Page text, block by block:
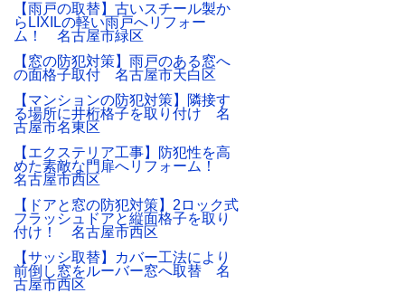
【雨戸の取替】古いスチール製か
らLIXILの軽い雨戸へリフォー
ム！ 名古屋市緑区
【窓の防犯対策】雨戸のある窓へ
の面格子取付 名古屋市天白区
【マンションの防犯対策】隣接す
る場所に井桁格子を取り付け 名
古屋市名東区
【エクステリア工事】防犯性を高
めた素敵な門扉へリフォーム！
名古屋市西区
【ドアと窓の防犯対策】2ロック式
フラッシュドアと縦面格子を取り
付け！ 名古屋市西区
【サッシ取替】カバー工法により
前倒し窓をルーバー窓へ取替 名
古屋市西区